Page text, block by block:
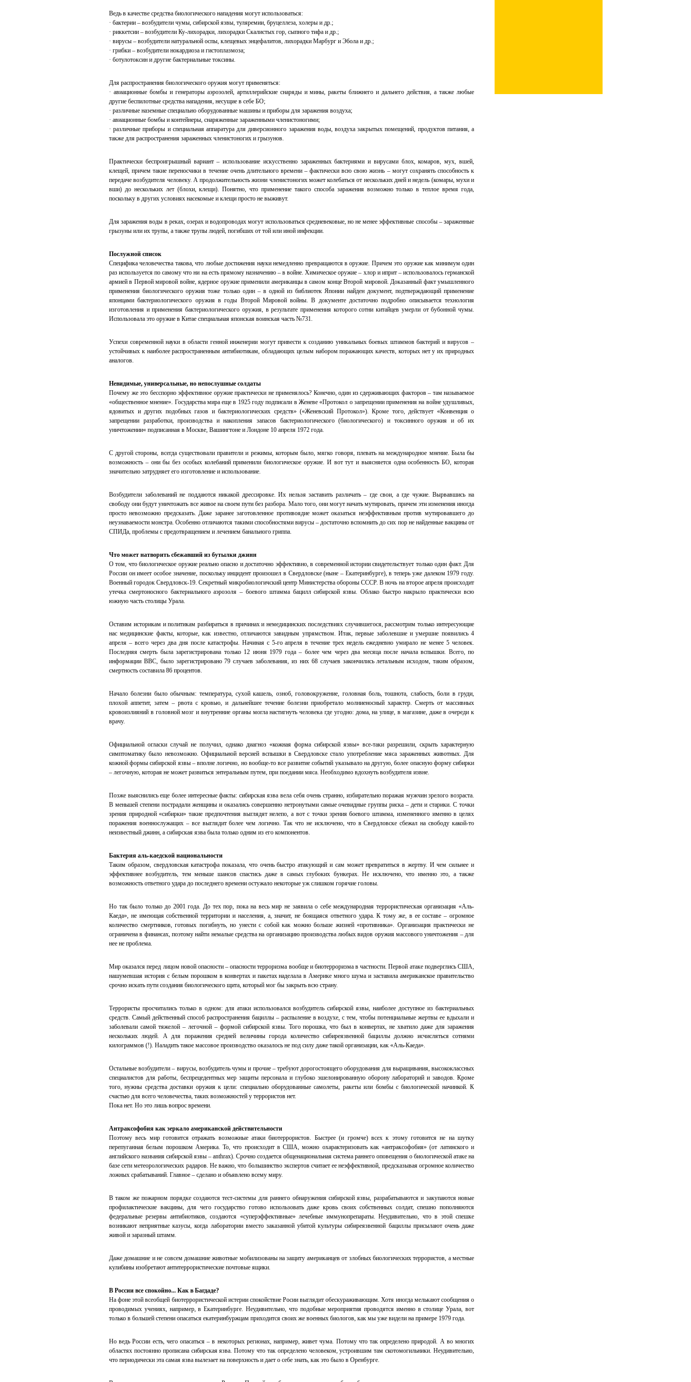
Китайские ученые применили технологию CRISPR для внедрения мутации устойчивости к ВИЧ в эмбрионы
человека. Их работа, в которой метод CRISPR использовался на нежизнеспособных эмбрионах, является уже
вторым исследованием, в котором метод генного...
Ведь в качестве средства биологического нападения могут использоваться:
· бактерии – возбудители чумы, сибирской язвы, туляремии, бруцеллеза, холеры и др.;
· риккетсии – возбудители Ку-лихорадки, лихорадки Скалистых гор, сыпного тифа и др.;
· вирусы – возбудители натуральной оспы, клещевых энцефалитов, лихорадки Марбург и Эбола и др.;
· грибки – возбудители нокардиоза и гистоплазмоза;
· ботулотоксин и другие бактериальные токсины.
Для распространения биологического оружия могут применяться:
· авиационные бомбы и генераторы аэрозолей, артиллерийские снаряды и мины, ракеты ближнего и дальнего действия, а также любые
другие беспилотные средства нападения, несущие в себе БО;
· различные наземные специально оборудованные машины и приборы для заражения воздуха;
· авиационные бомбы и контейнеры, снаряженные зараженными членистоногими;
· различные приборы и специальная аппаратура для диверсионного заражения воды, воздуха закрытых помещений, продуктов питания, а
также для распространения зараженных членистоногих и грызунов.
Практически беспроигрышный вариант – использование искусственно зараженных бактериями и вирусами блох, комаров, мух, вшей,
клещей, причем такие переносчики в течение очень длительного времени – фактически всю свою жизнь – могут сохранять способность к
передаче возбудителя человеку. А продолжительность жизни членистоногих может колебаться от нескольких дней и недель (комары, мухи и
вши) до нескольких лет (блохи, клещи). Понятно, что применение такого способа заражения возможно только в теплое время года,
поскольку в других условиях насекомые и клещи просто не выживут.
Для заражения воды в реках, озерах и водопроводах могут использоваться средневековые, но не менее эффективные способы – зараженные
грызуны или их трупы, а также трупы людей, погибших от той или иной инфекции.
Послужной список
Специфика человечества такова, что любые достижения науки немедленно превращаются в оружие. Причем это оружие как минимум один
раз используется по самому что ни на есть прямому назначению – в войне. Химическое оружие – хлор и иприт – использовалось германской
армией в Первой мировой войне, ядерное оружие применили американцы в самом конце Второй мировой. Доказанный факт умышленного
применения биологического оружия тоже только один – в одной из библиотек Японии найден документ, подтверждающий применение
японцами бактериологического оружия в годы Второй Мировой войны. В документе достаточно подробно описывается технология
изготовления и применения бактериологического оружия, в результате применения которого сотни китайцев умерли от бубонной чумы.
Использовала это оружие в Китае специальная японская воинская часть №731.
Успехи современной науки в области генной инженерии могут привести к созданию уникальных боевых штаммов бактерий и вирусов –
устойчивых к наиболее распространенным антибиотикам, обладающих целым набором поражающих качеств, которых нет у их природных
аналогов.
Невидимые, универсальные, но непослушные солдаты
Почему же это бесспорно эффективное оружие практически не применялось? Конечно, один из сдерживающих факторов – там называемое
«общественное мнение». Государства мира еще в 1925 году подписали в Женеве «Протокол о запрещении применения на войне удушливых,
ядовитых и других подобных газов и бактериологических средств» («Женевский Протокол»). Кроме того, действует «Конвенция о
запрещении разработки, производства и накопления запасов бактериологического (биологического) и токсинного оружия и об их
уничтожении« подписанная в Москве, Вашингтоне и Лондоне 10 апреля 1972 года.
С другой стороны, всегда существовали правители и режимы, которым было, мягко говоря, плевать на международное мнение. Была бы
возможность – они бы без особых колебаний применили биологическое оружие. И вот тут и выясняется одна особенность БО, которая
значительно затрудняет его изготовление и использование.
Возбудители заболеваний не поддаются никакой дрессировке. Их нельзя заставить различать – где свои, а где чужие. Вырвавшись на
свободу они будут уничтожать все живое на своем пути без разбора. Мало того, они могут начать мутировать, причем эти изменения иногда
просто невозможно предсказать. Даже заранее заготовленное противоядие может оказаться неэффективным против мутировавшего до
неузнаваемости монстра. Особенно отличаются такими способностями вирусы – достаточно вспомнить до сих пор не найденные вакцины от
СПИДа, проблемы с предотвращением и лечением банального гриппа.
Что может натворить сбежавший из бутылки джинн
О том, что биологическое оружие реально опасно и достаточно эффективно, в современной истории свидетельствует только один факт. Для
России он имеет особое значение, поскольку инцидент произошел в Свердловске (ныне – Екатеринбурге), в теперь уже далеком 1979 году.
Военный городок Свердловск-19. Секретный микробиологичский центр Министерства обороны СССР. В ночь на второе апреля происходит
утечка смертоносного бактериального аэрозоля – боевого штамма бацилл сибирской язвы. Облако быстро накрыло практически всю
южную часть столицы Урала.
Оставим историкам и политикам разбираться в причинах и немедицинских последствиях случившегося, рассмотрим только интересующие
нас медицинские факты, которые, как известно, отличаются завидным упрямством. Итак, первые заболевшие и умершие появились 4
апреля – всего через два дня после катастрофы. Начиная с 5-го апреля в течение трех недель ежедневно умирало не менее 5 человек.
Последняя смерть была зарегистрирована только 12 июня 1979 года – более чем через два месяца после начала вспышки. Всего, по
информации BBC, было зарегистрировано 79 случаев заболевания, из них 68 случаев закончились летальным исходом, таким образом,
смертность составила 86 процентов.
Начало болезни было обычным: температура, сухой кашель, озноб, головокружение, головная боль, тошнота, слабость, боли в груди,
плохой аппетит, затем – рвота с кровью, и дальнейшее течение болезни приобретало молниеносный характер. Смерть от массивных
кровоизлияний в головной мозг и внутренние органы могла настигнуть человека где угодно: дома, на улице, в магазине, даже в очереди к
врачу.
Официальной огласки случай не получил, однако диагноз «кожная форма сибирской язвы» все-таки разрешили, скрыть характерную
симптоматику было невозможно. Официальной версией вспышки в Свердловске стало употребление мяса зараженных животных. Для
кожной формы сибирской язвы – вполне логично, но вообще-то все развитие событий указывало на другую, более опасную форму сибирки
– легочную, которая не может развиться энтеральным путем, при поедании мяса. Необходимо вдохнуть возбудителя извне.
Позже выяснились еще более интересные факты: сибирская язва вела себя очень странно, избирательно поражая мужчин зрелого возраста.
В меньшей степени пострадали женщины и оказались совершенно нетронутыми самые очевидные группы риска – дети и старики. С точки
зрения природной «сибирки» такие предпочтения выглядят нелепо, а вот с точки зрения боевого штамма, измененного именно в целях
поражения военнослужащих – все выглядит более чем логично. Так что не исключено, что в Свердловске сбежал на свободу какой-то
неизвестный джинн, а сибирская язва была только одним из его компонентов.
Бактерия аль-каедской национальности
Таким образом, свердловская катастрофа показала, что очень быстро атакующий и сам может превратиться в жертву. И чем сильнее и
эффективнее возбудитель, тем меньше шансов спастись даже в самых глубоких бункерах. Не исключено, что именно это, а также
возможность ответного удара до последнего времени остужало некоторые уж слишком горячие головы.
Но так было только до 2001 года. До тех пор, пока на весь мир не заявила о себе международная террористическая организация «Аль-
Каеда», не имеющая собственной территории и населения, а, значит, не боящаяся ответного удара. К тому же, в ее составе – огромное
количество смертников, готовых погибнуть, но унести с собой как можно больше жизней «противника». Организация практически не
ограничена в финансах, поэтому найти немалые средства на организацию производства любых видов оружия массового уничтожения – для
нее не проблема.
Мир оказался перед лицом новой опасности – опасности терроризма вообще и биотерроризма в частности. Первой атаке подверглись США,
нашумевшая история с белым порошком в конвертах и пакетах наделала в Америке много шума и заставила американское правительство
срочно искать пути создания биологического щита, который мог бы закрыть всю страну.
Террористы просчитались только в одном: для атаки использовался возбудитель сибирской язвы, наиболее доступное из бактериальных
средств. Самый действенный способ распространения бациллы – распыление в воздухе, с тем, чтобы потенциальные жертвы ее вдыхали и
заболевали самой тяжелой – легочной – формой сибирской язвы. Того порошка, что был в конвертах, не хватило даже для заражения
нескольких людей. А для поражения средней величины города количество сибиреязвенной бациллы должно исчисляться сотнями
килограммов (!). Наладить такое массовое производство оказалось не под силу даже такой организации, как «Аль-Каеда».
Остальные возбудители – вирусы, возбудитель чумы и прочие – требуют дорогостоящего оборудования для выращивания, высококлассных
специалистов для работы, беспрецедентных мер защиты персонала и глубоко эшелонированную оборону лабораторий и заводов. Кроме
того, нужны средства доставки оружия к цели: специально оборудованные самолеты, ракеты или бомбы с биологической начинкой. К
счастью для всего человечества, таких возможностей у террористов нет.
Пока нет. Но это лишь вопрос времени.
Антраксофобия как зеркало американской действительности
Поэтому весь мир готовится отражать возможные атаки биотеррористов. Быстрее (и громче) всех к этому готовится не на шутку
перепуганная белым порошком Америка. То, что происходит в США, можно охарактеризовать как «антраксофобия» (от латинского и
английского названия сибирской язвы – anthrax). Срочно создается общенациональная система раннего оповещения о биологической атаке на
базе сети метеорологических радаров. Не важно, что большинство экспертов считает ее неэффективной, предсказывая огромное количество
ложных срабатываний. Главное – сделано и объявлено всему миру.
В таком же пожарном порядке создаются тест-системы для раннего обнаружения сибирской язвы, разрабатываются и закупаются новые
профилактические вакцины, для чего государство готово использовать даже кровь своих собственных солдат, спешно пополняются
федеральные резервы антибиотиков, создаются «суперэффективные» лечебные иммунопрепараты. Неудивительно, что в этой спешке
возникают неприятные казусы, когда лаборатории вместо заказанной убитой культуры сибиреязвенной бациллы присылают очень даже
живой и заразный штамм.
Даже домашние и не совсем домашние животные мобилизованы на защиту американцев от злобных биологических террористов, а местные
кулибины изобретают антитеррористические почтовые ящики.
В России все спокойно... Как в Багдаде?
На фоне этой всеобщей биотеррористической истерии спокойствие Росии выглядит обескураживающим. Хотя иногда мелькают сообщения о
проводимых учениях, например, в Екатеринбурге. Неудивительно, что подобные мероприятия проводятся именно в столице Урала, вот
только в большей степени опасаться екатеринбуржцам приходится своих же военных биологов, как мы уже видели на примере 1979 года.
Но ведь России есть, чего опасаться – в некоторых регионах, например, живет чума. Потому что так определено природой. А во многих
областях постоянно прописана сибирская язва. Потому что так определено человеком, устроившим там скотомогильники. Неудивительно,
что периодически эта самая язва вылезает на поверхность и дает о себе знать, как это было в Оренбурге.